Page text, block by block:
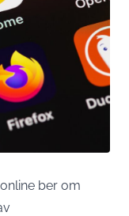
ber om